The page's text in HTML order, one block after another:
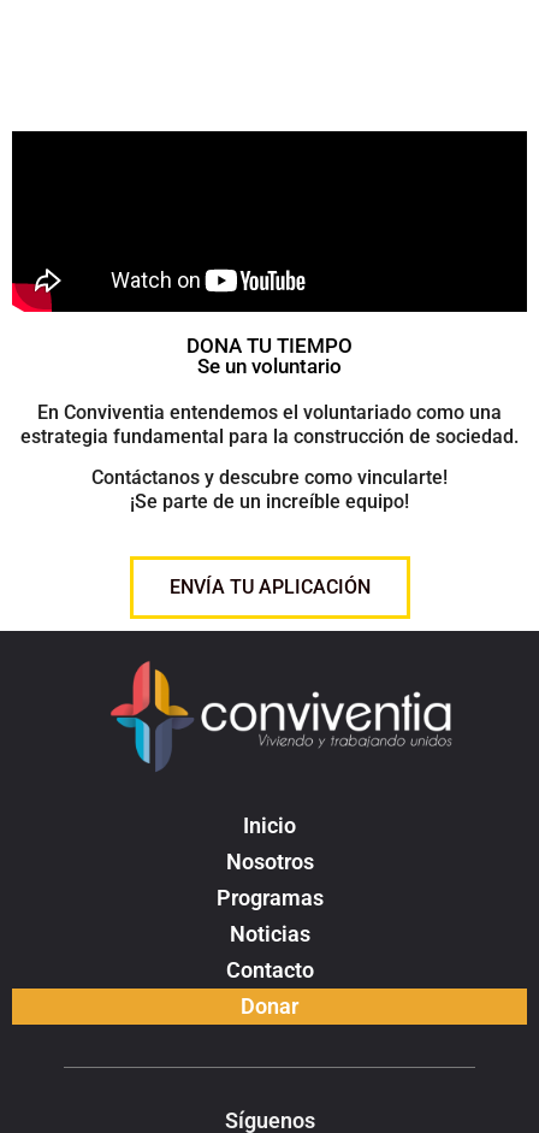
DONA TU TIEMPO
Se un voluntario
En Conviventia entendemos el voluntariado como una
estrategia fundamental para la construcción de sociedad.
Contáctanos y descubre como vincularte!
¡Se parte de un increíble equipo!
ENVÍA TU APLICACIÓN
Inicio
Nosotros
Programas
Noticias
Contacto
Donar
Síguenos